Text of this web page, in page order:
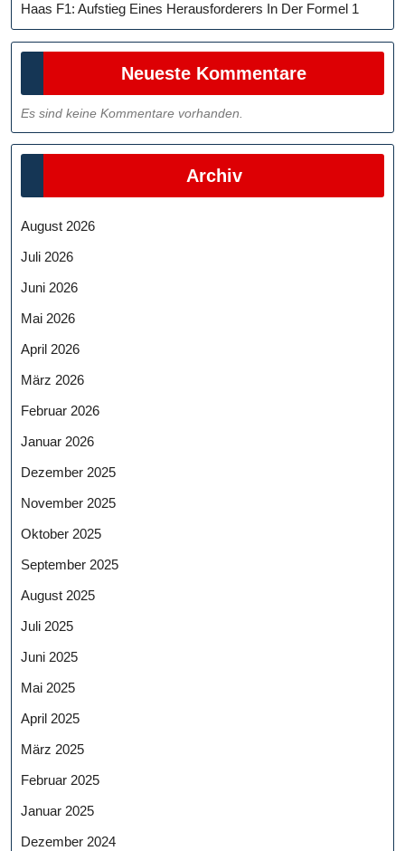
Haas F1: Aufstieg Eines Herausforderers In Der Formel 1
Neueste Kommentare
Es sind keine Kommentare vorhanden.
Archiv
August 2026
Juli 2026
Juni 2026
Mai 2026
April 2026
März 2026
Februar 2026
Januar 2026
Dezember 2025
November 2025
Oktober 2025
September 2025
August 2025
Juli 2025
Juni 2025
Mai 2025
April 2025
März 2025
Februar 2025
Januar 2025
Dezember 2024